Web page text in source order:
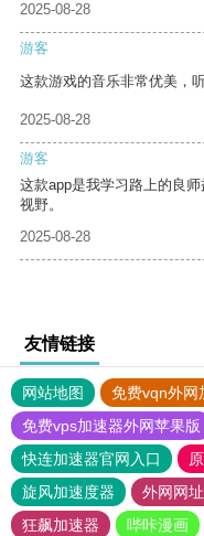
2025-08-28
游客
这款游戏的音乐非常优美，
2025-08-28
游客
这款app是我学习路上的良
视野。
2025-08-28
友情链接
网站地图 免费vqn外网
免费vps加速器外网苹果版
快连加速器官网入口
旋风加速度器
外网网
狂飙加速器
哔咔漫画